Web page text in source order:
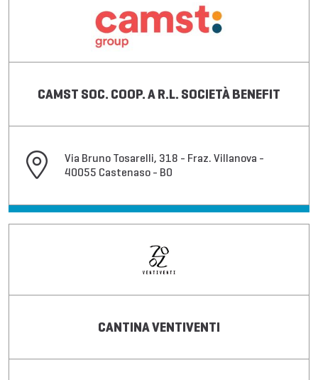
CAMST SOC. COOP. A R.L. SOCIETÀ BENEFIT
Via Bruno Tosarelli, 318 - Fraz. Villanova -
40055 Castenaso - BO
CANTINA VENTIVENTI